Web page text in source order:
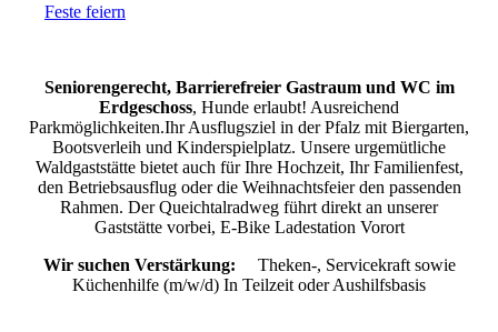
Feste feiern
Seniorengerecht, Barrierefreier Gastraum und WC im
Erdgeschoss, Hunde erlaubt! Ausreichend
Parkmöglichkeiten.Ihr Ausflugsziel in der Pfalz mit Biergarten,
Bootsverleih und Kinderspielplatz. Unsere urgemütliche
Waldgaststätte bietet auch für Ihre Hochzeit, Ihr Familienfest,
den Betriebsausflug oder die Weihnachtsfeier den passenden
Rahmen. Der Queichtalradweg führt direkt an unserer
Gaststätte vorbei, E-Bike Ladestation Vorort
Wir suchen Verstärkung: Theken-, Servicekraft sowie
Küchenhilfe (m/w/d) In Teilzeit oder Aushilfsbasis